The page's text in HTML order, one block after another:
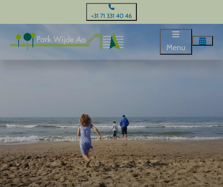
+31 71 331 40 46
Menu